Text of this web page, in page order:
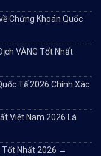
Chứng Khoán Quốc
VÀNG Tốt Nhất
Tế 2026 Chính Xác
Việt Nam 2026 Là
Tốt Nhất 2026 →